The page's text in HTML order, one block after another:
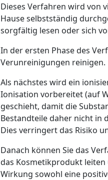
Dieses Verfahren wird von
Hause selbstständig
sorgfältig lesen oder sich
In der ersten Phase des
Verunreinigungen reinigen.
Als nächstes wird ein
Ionisation vorbereitet (auf
geschieht, damit die
Bestandteile daher nicht in
Dies verringert das Risiko
Danach können Sie das
das Kosmetikprodukt
Wirkung sowohl eine